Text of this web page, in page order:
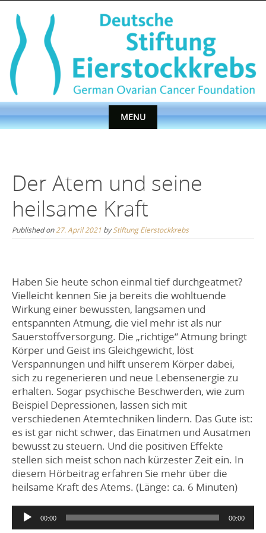
content
MENU
Der Atem und seine
heilsame Kraft
Published on27. April 2021 byStiftung Eierstockkrebs
Haben Sie heute schon einmal tief durchgeatmet?
Vielleicht kennen Sie ja bereits die wohltuende
Wirkung einer bewussten, langsamen und
entspannten Atmung, die viel mehr ist als nur
Sauerstoffversorgung. Die „richtige“ Atmung bringt
Körper und Geist ins Gleichgewicht, löst
Verspannungen und hilft unserem Körper dabei,
sich zu regenerieren und neue Lebensenergie zu
erhalten. Sogar psychische Beschwerden, wie zum
Beispiel Depressionen, lassen sich mit
verschiedenen Atemtechniken lindern. Das Gute ist:
es ist gar nicht schwer, das Einatmen und Ausatmen
bewusst zu steuern. Und die positiven Effekte
stellen sich meist schon nach kürzester Zeit ein. In
diesem Hörbeitrag erfahren Sie mehr über die
heilsame Kraft des Atems. (Länge: ca. 6 Minuten)
Audio
Player
00:00 00:00